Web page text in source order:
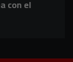
con el